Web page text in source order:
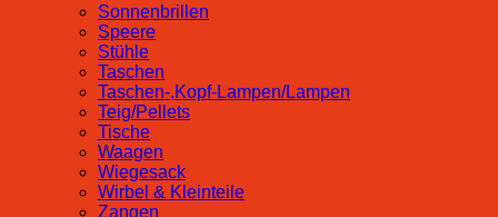
Sonnenbrillen
Speere
Stühle
Taschen
Taschen-,Kopf-Lampen/Lampen
Teig/Pellets
Tische
Waagen
Wiegesack
Wirbel & Kleinteile
Zangen